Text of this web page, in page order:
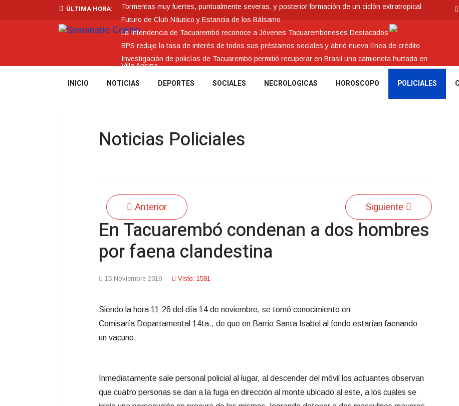
ÚLTIMA HORA:
Tormentas muy fuertes, puntualmente severas, y posterior formación de un ciclón extratropical
Futuro de Club Náutico y Estancia de los Bálsamo
La Intendencia de Tacuarembó reconoce a Jóvenes Tacuaremboneses Destacados
BPS redujo la tasa de interés de todos sus préstamos sociales y abrió nueva línea de crédito
Investigación de policías de Tacuarembó permitió recuperar en Brasil una camioneta hurtada en
Villa Ansina
INICIO NOTICIAS DEPORTES SOCIALES NECROLOGICAS HOROSCOPO POLICIALES
Noticias Policiales
Anterior Siguiente
En Tacuarembó condenan a dos hombres
por faena clandestina
15 Noviembre 2019 Visto: 1581
Siendo la hora 11:26 del día 14 de noviembre, se tomó conocimiento en
Comisaría Departamental 14ta., de que en Barrio Santa Isabel al fondo estarían faenando
un vacuno.
Inmediatamente sale personal policial al lugar, al descender del móvil los actuantes observan
que cuatro personas se dan a la fuga en dirección al monte ubicado al este, a los cuales se